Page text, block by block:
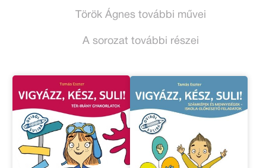
Török Ágnes további művei
A sorozat további részei